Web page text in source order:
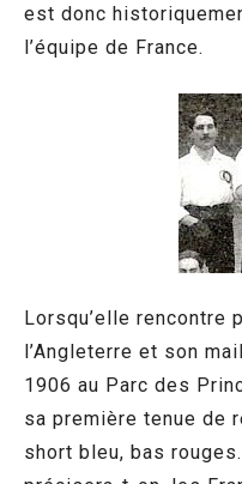
est donc
l’équipe de France.
Lorsqu’elle rencontre
l’Angleterre et son
1906 au Parc des
sa première tenue de
short bleu, bas